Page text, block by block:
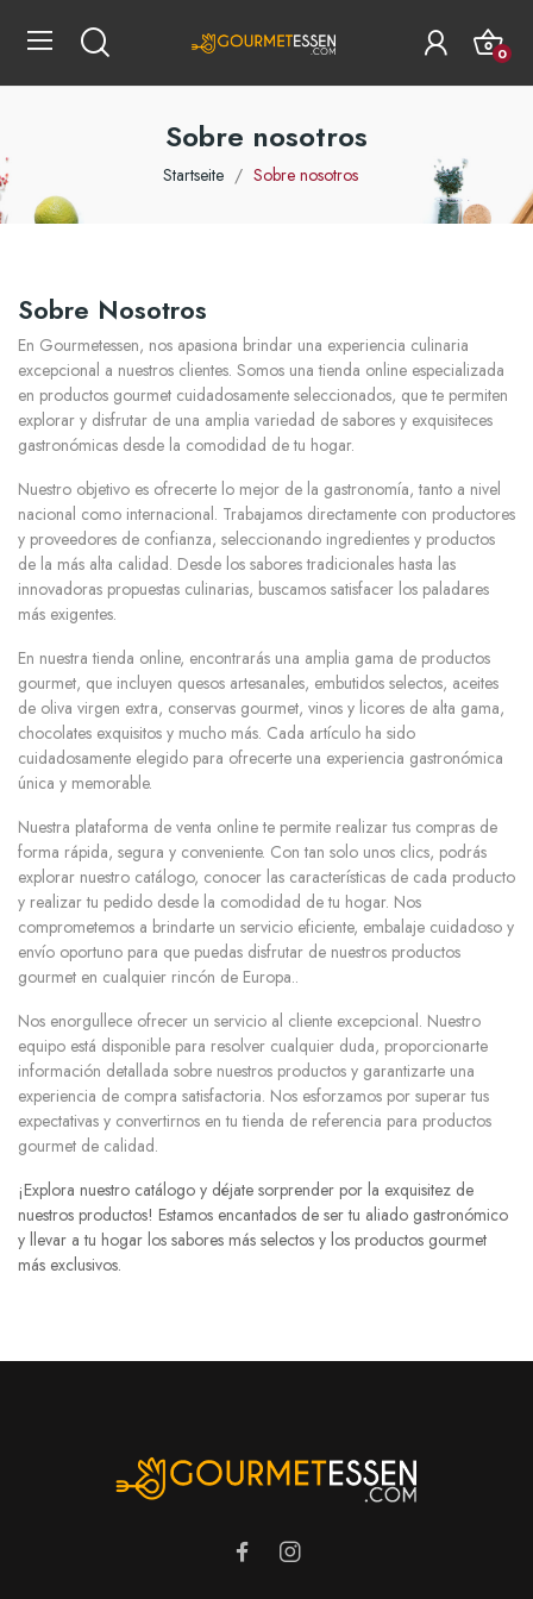
0
Sobre nosotros
Startseite Sobre nosotros
Sobre Nosotros
En Gourmetessen, nos apasiona brindar una experiencia culinaria
excepcional a nuestros clientes. Somos una tienda online especializada
en productos gourmet cuidadosamente seleccionados, que te permiten
explorar y disfrutar de una amplia variedad de sabores y exquisiteces
gastronómicas desde la comodidad de tu hogar.
Nuestro objetivo es ofrecerte lo mejor de la gastronomía, tanto a nivel
nacional como internacional. Trabajamos directamente con productores
y proveedores de confianza, seleccionando ingredientes y productos
de la más alta calidad. Desde los sabores tradicionales hasta las
innovadoras propuestas culinarias, buscamos satisfacer los paladares
más exigentes.
En nuestra tienda online, encontrarás una amplia gama de productos
gourmet, que incluyen quesos artesanales, embutidos selectos, aceites
de oliva virgen extra, conservas gourmet, vinos y licores de alta gama,
chocolates exquisitos y mucho más. Cada artículo ha sido
cuidadosamente elegido para ofrecerte una experiencia gastronómica
única y memorable.
Nuestra plataforma de venta online te permite realizar tus compras de
forma rápida, segura y conveniente. Con tan solo unos clics, podrás
explorar nuestro catálogo, conocer las características de cada producto
y realizar tu pedido desde la comodidad de tu hogar. Nos
comprometemos a brindarte un servicio eficiente, embalaje cuidadoso y
envío oportuno para que puedas disfrutar de nuestros productos
gourmet en cualquier rincón de Europa..
Nos enorgullece ofrecer un servicio al cliente excepcional. Nuestro
equipo está disponible para resolver cualquier duda, proporcionarte
información detallada sobre nuestros productos y garantizarte una
experiencia de compra satisfactoria. Nos esforzamos por superar tus
expectativas y convertirnos en tu tienda de referencia para productos
gourmet de calidad.
¡Explora nuestro catálogo y déjate sorprender por la exquisitez de
nuestros productos! Estamos encantados de ser tu aliado gastronómico
y llevar a tu hogar los sabores más selectos y los productos gourmet
más exclusivos.